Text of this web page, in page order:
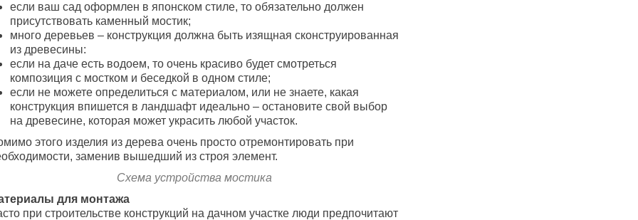
если ваш сад оформлен в японском стиле, то обязательно должен
присутствовать каменный мостик;
много деревьев – конструкция должна быть изящная сконструированная
из древесины:
если на даче есть водоем, то очень красиво будет смотреться
композиция с мостком и беседкой в одном стиле;
если не можете определиться с материалом, или не знаете, какая
конструкция впишется в ландшафт идеально – остановите свой выбор
на древесине, которая может украсить любой участок.
этого изделия из дерева очень просто отремонтировать при
заменив вышедший из строя элемент.
Схема устройства мостика
для монтажа
при строительстве конструкций на дачном участке люди предпочитают